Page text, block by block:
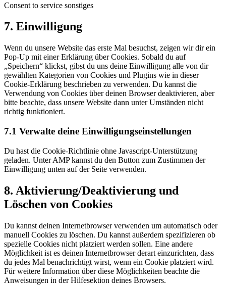
Consent to service sonstiges
7. Einwilligung
Wenn du unsere Website das erste Mal besuchst, zeigen wir dir ein
Pop-Up mit einer Erklärung über Cookies. Sobald du auf
„Speichern“ klickst, gibst du uns deine Einwilligung alle von dir
gewählten Kategorien von Cookies und Plugins wie in dieser
Cookie-Erklärung beschrieben zu verwenden. Du kannst die
Verwendung von Cookies über deinen Browser deaktivieren, aber
bitte beachte, dass unsere Website dann unter Umständen nicht
richtig funktioniert.
7.1 Verwalte deine Einwilligungseinstellungen
Du hast die Cookie-Richtlinie ohne Javascript-Unterstützung
geladen. Unter AMP kannst du den Button zum Zustimmen der
Einwilligung unten auf der Seite verwenden.
8. Aktivierung/Deaktivierung und
Löschen von Cookies
Du kannst deinen Internetbrowser verwenden um automatisch oder
manuell Cookies zu löschen. Du kannst außerdem spezifizieren ob
spezielle Cookies nicht platziert werden sollen. Eine andere
Möglichkeit ist es deinen Internetbrowser derart einzurichten, dass
du jedes Mal benachrichtigt wirst, wenn ein Cookie platziert wird.
Für weitere Information über diese Möglichkeiten beachte die
Anweisungen in der Hilfesektion deines Browsers.